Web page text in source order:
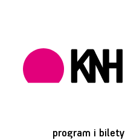
program i bilety